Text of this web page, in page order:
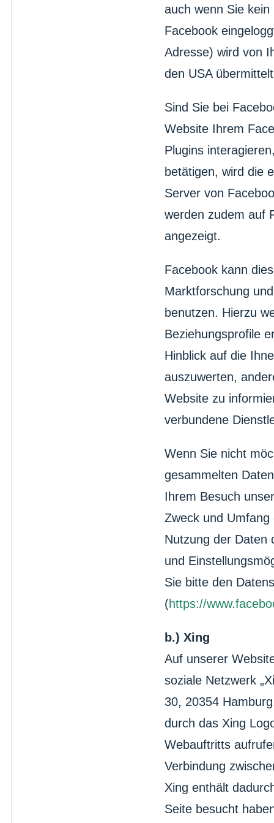
auch wenn Sie
Facebook
Adresse) wird von
den USA
Sind Sie bei
Website Ihrem
Plugins
betätigen, wird die
Server von
werden zudem auf
angezeigt.
Facebook kann
Marktforschung
benutzen. Hierzu
Beziehungsprofile
Hinblick auf die
auszuwerten,
Website zu
verbundene
Wenn Sie nicht
gesammelten
Ihrem Besuch
Zweck und
Nutzung der Daten
und
Sie bitte den
(https://
b.) Xing
Auf unserer
soziale Netzwerk
30, 20354
durch das Xing
Webauftritts
Verbindung
Xing enthält
Seite besucht